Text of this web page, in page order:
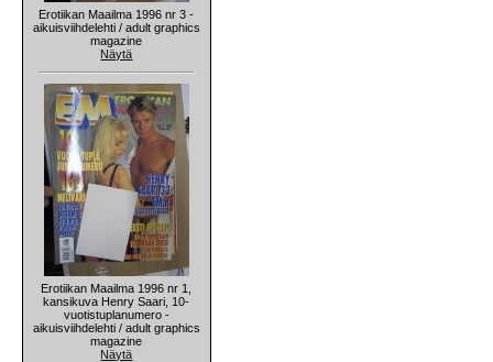
Erotiikan Maailma 1996 nr 3 -
aikuisviihdelehti / adult graphics
magazine
Näytä
Erotiikan Maailma 1996 nr 1,
kansikuva Henry Saari, 10-
vuotistuplanumero -
aikuisviihdelehti / adult graphics
magazine
Näytä